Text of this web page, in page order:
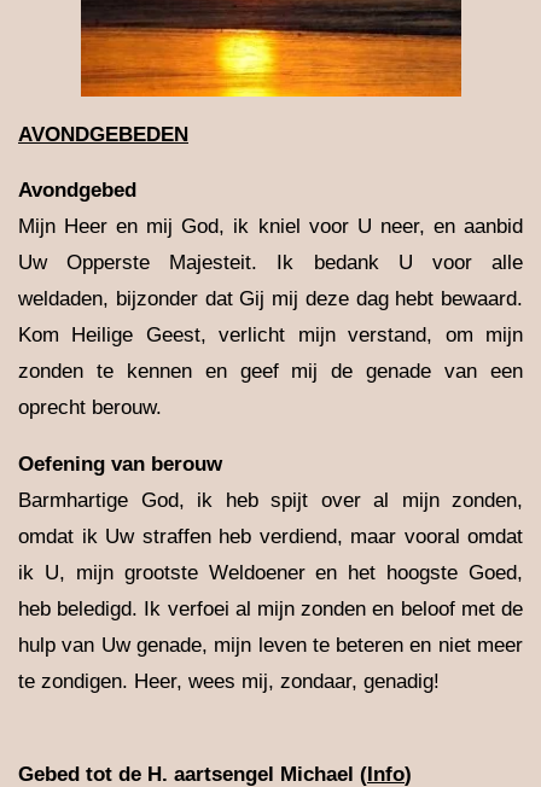
AVONDGEBEDEN
Avondgebed
Mijn Heer en mij God, ik kniel voor U neer, en aanbid
Uw Opperste Majesteit. Ik bedank U voor alle
weldaden, bijzonder dat Gij mij deze dag hebt bewaard.
Kom Heilige Geest, verlicht mijn verstand, om mijn
zonden te kennen en geef mij de genade van een
oprecht berouw.
Oefening van berouw
Barmhartige God, ik heb spijt over al mijn zonden,
omdat ik Uw straffen heb verdiend, maar vooral omdat
ik U, mijn grootste Weldoener en het hoogste Goed,
heb beledigd. Ik verfoei al mijn zonden en beloof met de
hulp van Uw genade, mijn leven te beteren en niet meer
te zondigen. Heer, wees mij, zondaar, genadig!
Gebed tot de H. aartsengel Michael (Info)